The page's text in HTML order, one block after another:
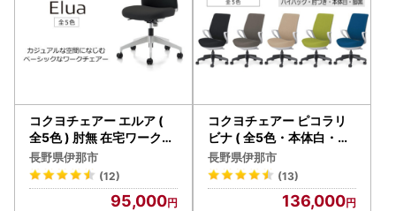
コクヨチェアー エルア (
全5色 ) 肘無 在宅ワーク・
テレワークにお勧めの椅子
【095-01】
長野県伊那市
(12)
95,000
コクヨチェアー ピコラリ
ビナ ( 全5色・本体白・黒
脚 ) ハイバックタイプ 在
宅ワーク・テレワークにお
勧めの椅子【136-01】
長野県伊那市
(13)
136,000